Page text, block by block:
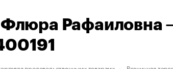
Флюра